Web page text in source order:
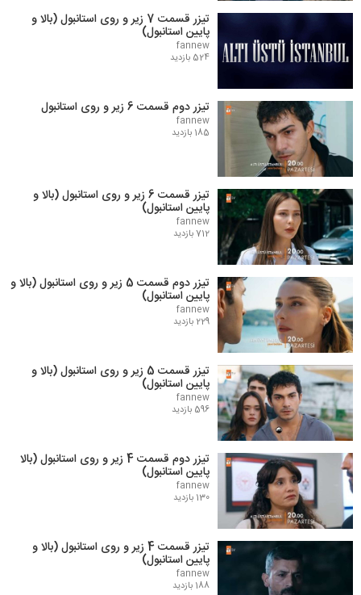
تیزر قسمت 7 زیر و روی استانبول (بالا و
پایین استانبول)
fannew
524 بازدید
تیزر دوم قسمت 6 زیر و روی استانبول
fannew
185 بازدید
تیزر قسمت 6 زیر و روی استانبول (بالا و
پایین استانبول)
fannew
712 بازدید
تیزر دوم قسمت 5 زیر و روی استانبول (بالا و
پایین استانبول)
fannew
229 بازدید
تیزر قسمت 5 زیر و روی استانبول (بالا و
پایین استانبول)
fannew
596 بازدید
تیزر دوم قسمت 4 زیر و روی استانبول (بالا
پایین استانبول)
fannew
130 بازدید
تیزر قسمت 4 زیر و روی استانبول (بالا و
پایین استانبول)
fannew
188 بازدید